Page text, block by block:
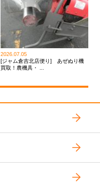
2026.07.05
[ジャム倉吉北店便り] あぜぬり機
買取！農機具・ ...